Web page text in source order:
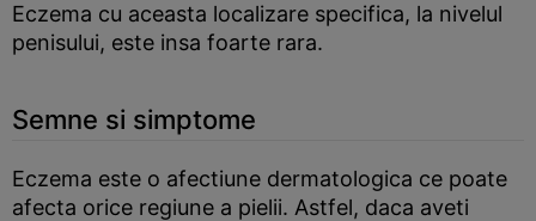
Eczema cu aceasta localizare specifica, la nivelul
penisului, este insa foarte rara.
Semne si simptome
Eczema este o afectiune dermatologica ce poate
afecta orice regiune a pielii. Astfel, daca aveti